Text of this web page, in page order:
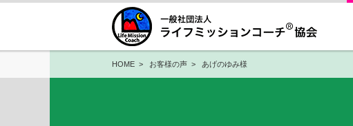
HOME > お客様の声 > あげのゆみ様